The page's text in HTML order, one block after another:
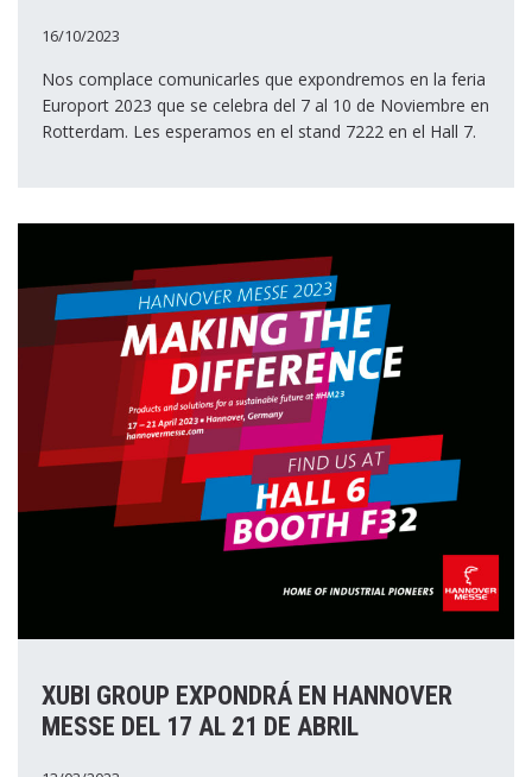
16/10/2023
Nos complace comunicarles que expondremos en la feria
Europort 2023 que se celebra del 7 al 10 de Noviembre en
Rotterdam. Les esperamos en el stand 7222 en el Hall 7.
XUBI GROUP EXPONDRÁ EN HANNOVER
MESSE DEL 17 AL 21 DE ABRIL